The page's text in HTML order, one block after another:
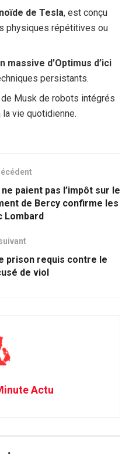
de Tesla, est conçu
physiques répétitives ou
massive d’Optimus d’ici
persistants.
Musk de robots intégrés
vie quotidienne.
paient pas l’impôt sur le
de Bercy confirme les
Lombard
prison requis contre le
de viol
Actu